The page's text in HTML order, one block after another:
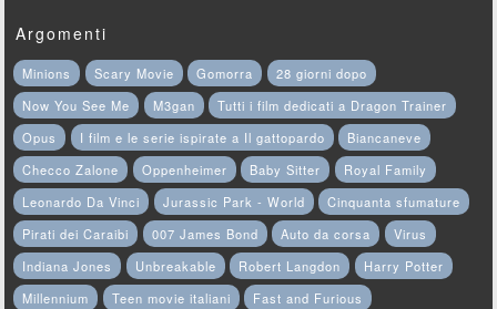
Argomenti
Minions Scary Movie Gomorra
28 giorni dopo
Now You See Me
M3gan
Tutti i film dedicati a Dragon Trainer
Opus
I film e le serie ispirate a Il gattopardo
Biancaneve
Checco Zalone
Oppenheimer Baby Sitter
Royal Family
Leonardo Da Vinci
Jurassic Park - World
Cinquanta sfumature
Pirati dei Caraibi
007 James Bond Auto da corsa
Virus
Indiana Jones
Unbreakable Robert Langdon
Harry Potter
Millennium
Teen movie italiani
Fast and Furious